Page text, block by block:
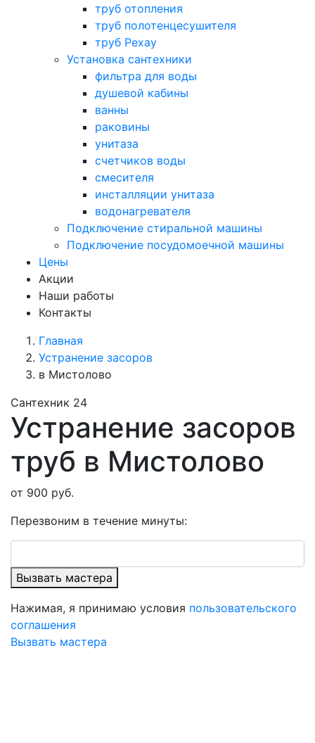
труб отопления
труб полотенцесушителя
труб Рехау
Установка сантехники
фильтра для воды
душевой кабины
ванны
раковины
унитаза
счетчиков воды
смесителя
инсталляции унитаза
водонагревателя
Подключение стиральной машины
Подключение посудомоечной машины
Цены
Акции
Наши работы
Контакты
Главная
Устранение засоров
в Мистолово
Сантехник 24
Устранение засоров
труб в Мистолово
от 900 руб.
Перезвоним в течение минуты:
Вызвать мастера
Нажимая, я принимаю условия пользовательского
соглашения
Вызвать мастера